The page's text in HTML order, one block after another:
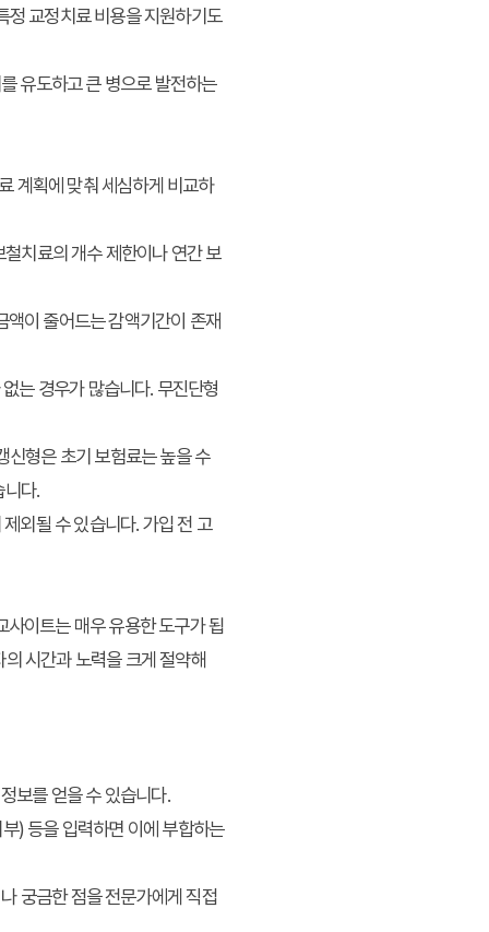
정 교정치료 비용을 지원하기도
유도하고 큰 병으로 발전하는
계획에 맞춰 세심하게 비교하
치료의 개수 제한이나 연간 보
액이 줄어드는 감액기간이 존재
는 경우가 많습니다. 무진단형
신형은 초기 보험료는 높을 수
니다.
외될 수 있습니다. 가입 전 고
이트는 매우 유용한 도구가 됩
시간과 노력을 크게 절약해
보를 얻을 수 있습니다.
) 등을 입력하면 이에 부합하는
궁금한 점을 전문가에게 직접